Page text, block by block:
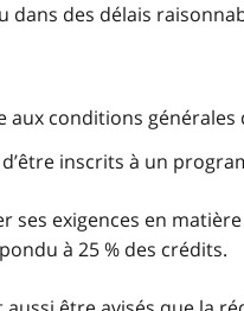
dans des délais
conditions générales
inscrits à un
ses exigences en
à 25 % des crédits.